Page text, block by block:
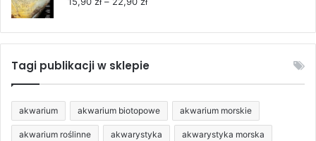
od
15,90 zł
Tagi publikacji w sklepie
akwarium akwarium biotopowe akwarium morskie
akwarium roślinne akwarystyka akwarystyka morska